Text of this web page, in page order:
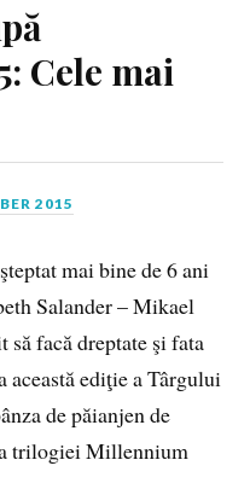
Cele mai
2015
mai bine de 6 ani
Salander – Mikael
facă dreptate şi fata
această ediţie a Târgului
de păianjen de
trilogiei Millennium